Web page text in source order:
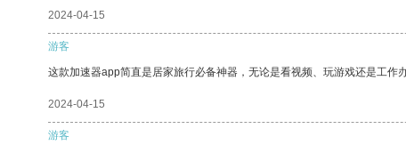
2024-04-15
游客
这款加速器app简直是居家旅行必备神器，无论是看视频、玩游戏还是工作
2024-04-15
游客